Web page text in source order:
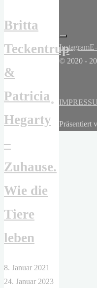
Britta
Teckentrup
&
Patricia
Hegarty
–
Zuhause.
Wie die
Tiere
leben
8. Januar 2021
24. Januar 2023
Instagram
© 2020 -
Präsentiert